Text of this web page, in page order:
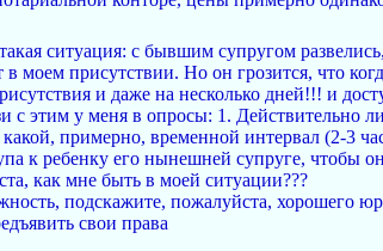
ситуация: с бывшим супругом
в моем присутствии. Но он грозится, что
и даже на несколько дней!!! и
с этим у меня в опросы: 1. Действительно
примерно, временной интервал (2-3
к ребенку его нынешней супруге, чтобы
как мне быть в моей ситуации???
подскажите, пожалуйста, хорошего
свои права